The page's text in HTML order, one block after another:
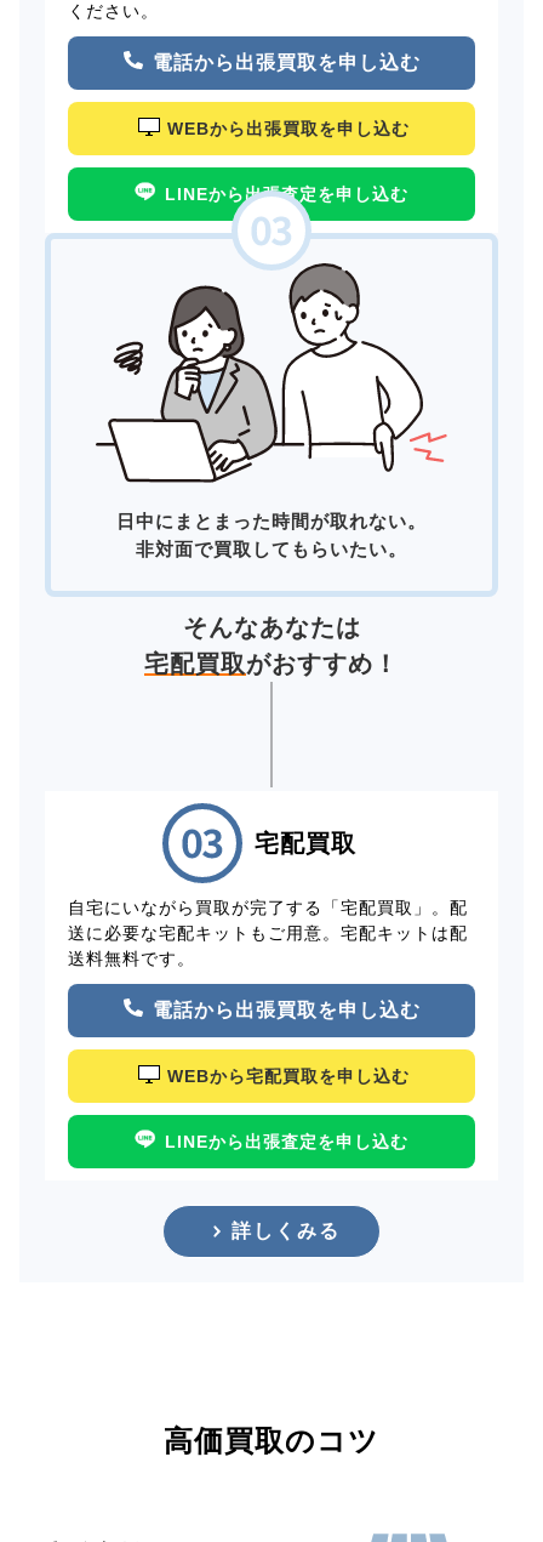
ください。
電話から出張買取を申し込む
WEBから出張買取を申し込む
LINEから出張査定を申し込む
日中にまとまった時間が取れない。
非対面で買取してもらいたい。
そんなあなたは
宅配買取がおすすめ！
宅配買取
自宅にいながら買取が完了する「宅配買取」。配
送に必要な宅配キットもご用意。宅配キットは配
送料無料です。
電話から出張買取を申し込む
WEBから宅配買取を申し込む
LINEから出張査定を申し込む
詳しくみる
高価買取のコツ